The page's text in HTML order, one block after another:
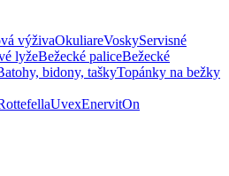
výživaOkuliareVoskyServisné
lyžeBežecké paliceBežecké
bidony, taškyTopánky na bežky
UvexEnervitOn